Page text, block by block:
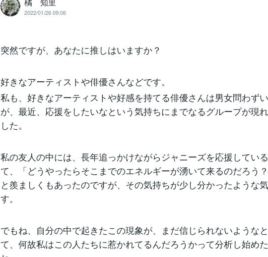
2022/01/26 09:06
突然ですが、あなたに推しはいますか？
好きなアーティストや俳優さんなどです。
私も、好きなアーティストや好感を持てる俳優さんは男女問わず
が、最近、応援をしたいなという気持ちにまでなるグループが現
した。
私の友人の中には、長年追っかけながらジャニーズを応援してい
て、「どうやったらそこまでのエネルギーが湧いて来るのだろう
と羨ましくもあったのですが、その気持ちが少し分かったような
す。
でもね、自分の中で起きたこの現象が、まだ信じられないような
て、何故私はこの人たちに惹かれてるんだろうかって分析し始め